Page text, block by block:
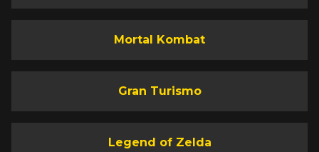
Mortal Kombat
Gran Turismo
Legend of Zelda